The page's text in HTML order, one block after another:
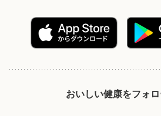
おいしい健康をフォ